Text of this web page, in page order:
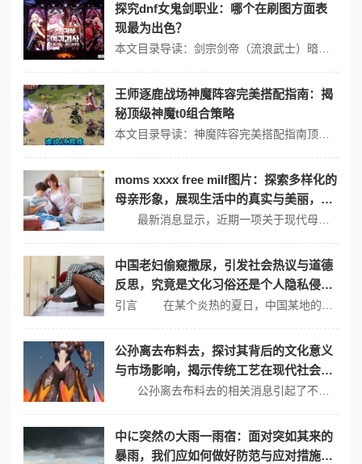
探究dnf女鬼剑职业：哪个在刷图方面表
现最为出色？
王师逐鹿战场神魔阵容完美搭配指南：揭
秘顶级神魔t0组合策略
moms xxxx free milf图片：探索多样化的
母亲形象，展现生活中的真实与美丽，带
你领略不同风格的魅力瞬间
中国老妇偷窥撒尿，引发社会热议与道德
反思，究竟是文化习俗还是个人隐私侵
犯？
公孙离去布料去，探讨其背后的文化意义
与市场影响，揭示传统工艺在现代社会中
的重要性与发展潜力
中に突然の大雨一雨宿：面对突如其来的
暴雨，我们应如何做好防范与应对措施，